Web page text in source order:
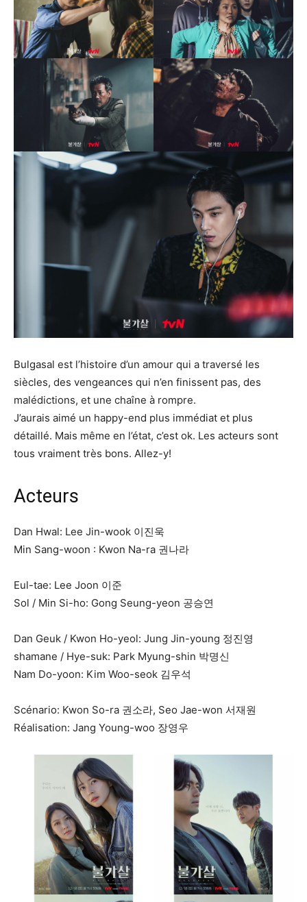
Bulgasal est l’histoire d’un amour qui a traversé les
siècles, des vengeances qui n’en finissent pas, des
malédictions, et une chaîne à rompre.
J’aurais aimé un happy-end plus immédiat et plus
détaillé. Mais même en l’état, c’est ok. Les acteurs sont
tous vraiment très bons. Allez-y!
Acteurs
Dan Hwal: Lee Jin-wook 이진욱
Min Sang-woon : Kwon Na-ra 권나라
Eul-tae: Lee Joon 이준
Sol / Min Si-ho: Gong Seung-yeon 공승연
Dan Geuk / Kwon Ho-yeol: Jung Jin-young 정진영
shamane / Hye-suk: Park Myung-shin 박명신
Nam Do-yoon: Kim Woo-seok 김우석
Scénario: Kwon So-ra 권소라, Seo Jae-won 서재원
Réalisation: Jang Young-woo 장영우